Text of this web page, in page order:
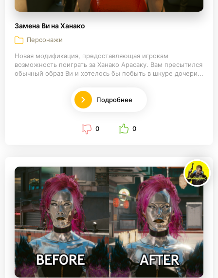
Замена Ви на Ханако
Персонажи
Новая модификация, предоставляющая игрокам
возможность поиграть за Ханако Арасаку. Вам пресытился
обычный образ Ви и хотелось бы побыть в шкуре дочери...
Подробнее
0 0